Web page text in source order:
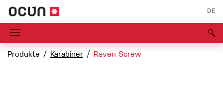
DE
Produkte Karabiner Raven Screw